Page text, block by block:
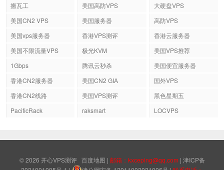
搬瓦工
美国高防VPS
大硬盘VPS
美国CN2 VPS
美国服务器
高防VPS
美国vps服务器
香港VPS测评
香港云服务器
美国不限流量VPS
极光KVM
美国VPS推荐
1Gbps
腾讯云秒杀
美国便宜服务器
香港CN2服务器
美国CN2 GIA
国外VPS
香港CN2线路
美国VPS测评
黑色星期五
PacificRack
raksmart LOCVPS
© 2026 开心VPS测评 百度地图 | 邮箱：kxceping@qq.com | 津ICP备